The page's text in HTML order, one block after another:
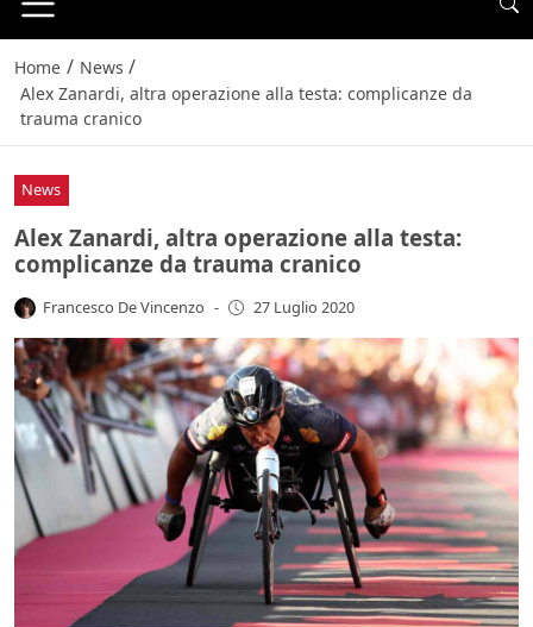
Home / News /
Alex Zanardi, altra operazione alla testa: complicanze da
trauma cranico
News
Alex Zanardi, altra operazione alla testa:
complicanze da trauma cranico
Francesco De Vincenzo - 27 Luglio 2020